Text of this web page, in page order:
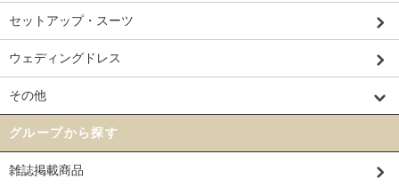
セットアップ・スーツ
ウェディングドレス
その他
グループから探す
雑誌掲載商品